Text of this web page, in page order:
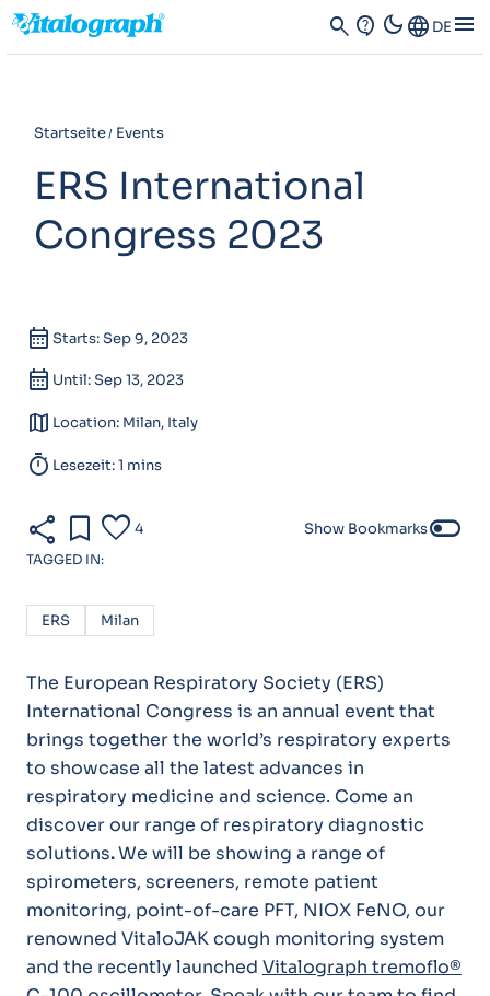
search contact_support dark_modeLanguage DE menu
Startseite Events
ERS International
Congress 2023
calendar_month Starts: Sep 9, 2023
calendar_month Until: Sep 13, 2023
map Location: Milan, Italy
timer Lesezeit: 1 mins
share bookmark favorite 4 Show Bookmarkstoggle_off
TAGGED IN:
ERS Milan
The European Respiratory Society (ERS)
International Congress is an annual event that
brings together the world’s respiratory experts
to showcase all the latest advances in
respiratory medicine and science. Come an
discover our range of respiratory diagnostic
solutions.We will be showing a range of
spirometers, screeners, remote patient
monitoring, point-of-care PFT, NIOX FeNO, our
renowned VitaloJAK cough monitoring system
and the recently launched Vitalograph tremoflo®